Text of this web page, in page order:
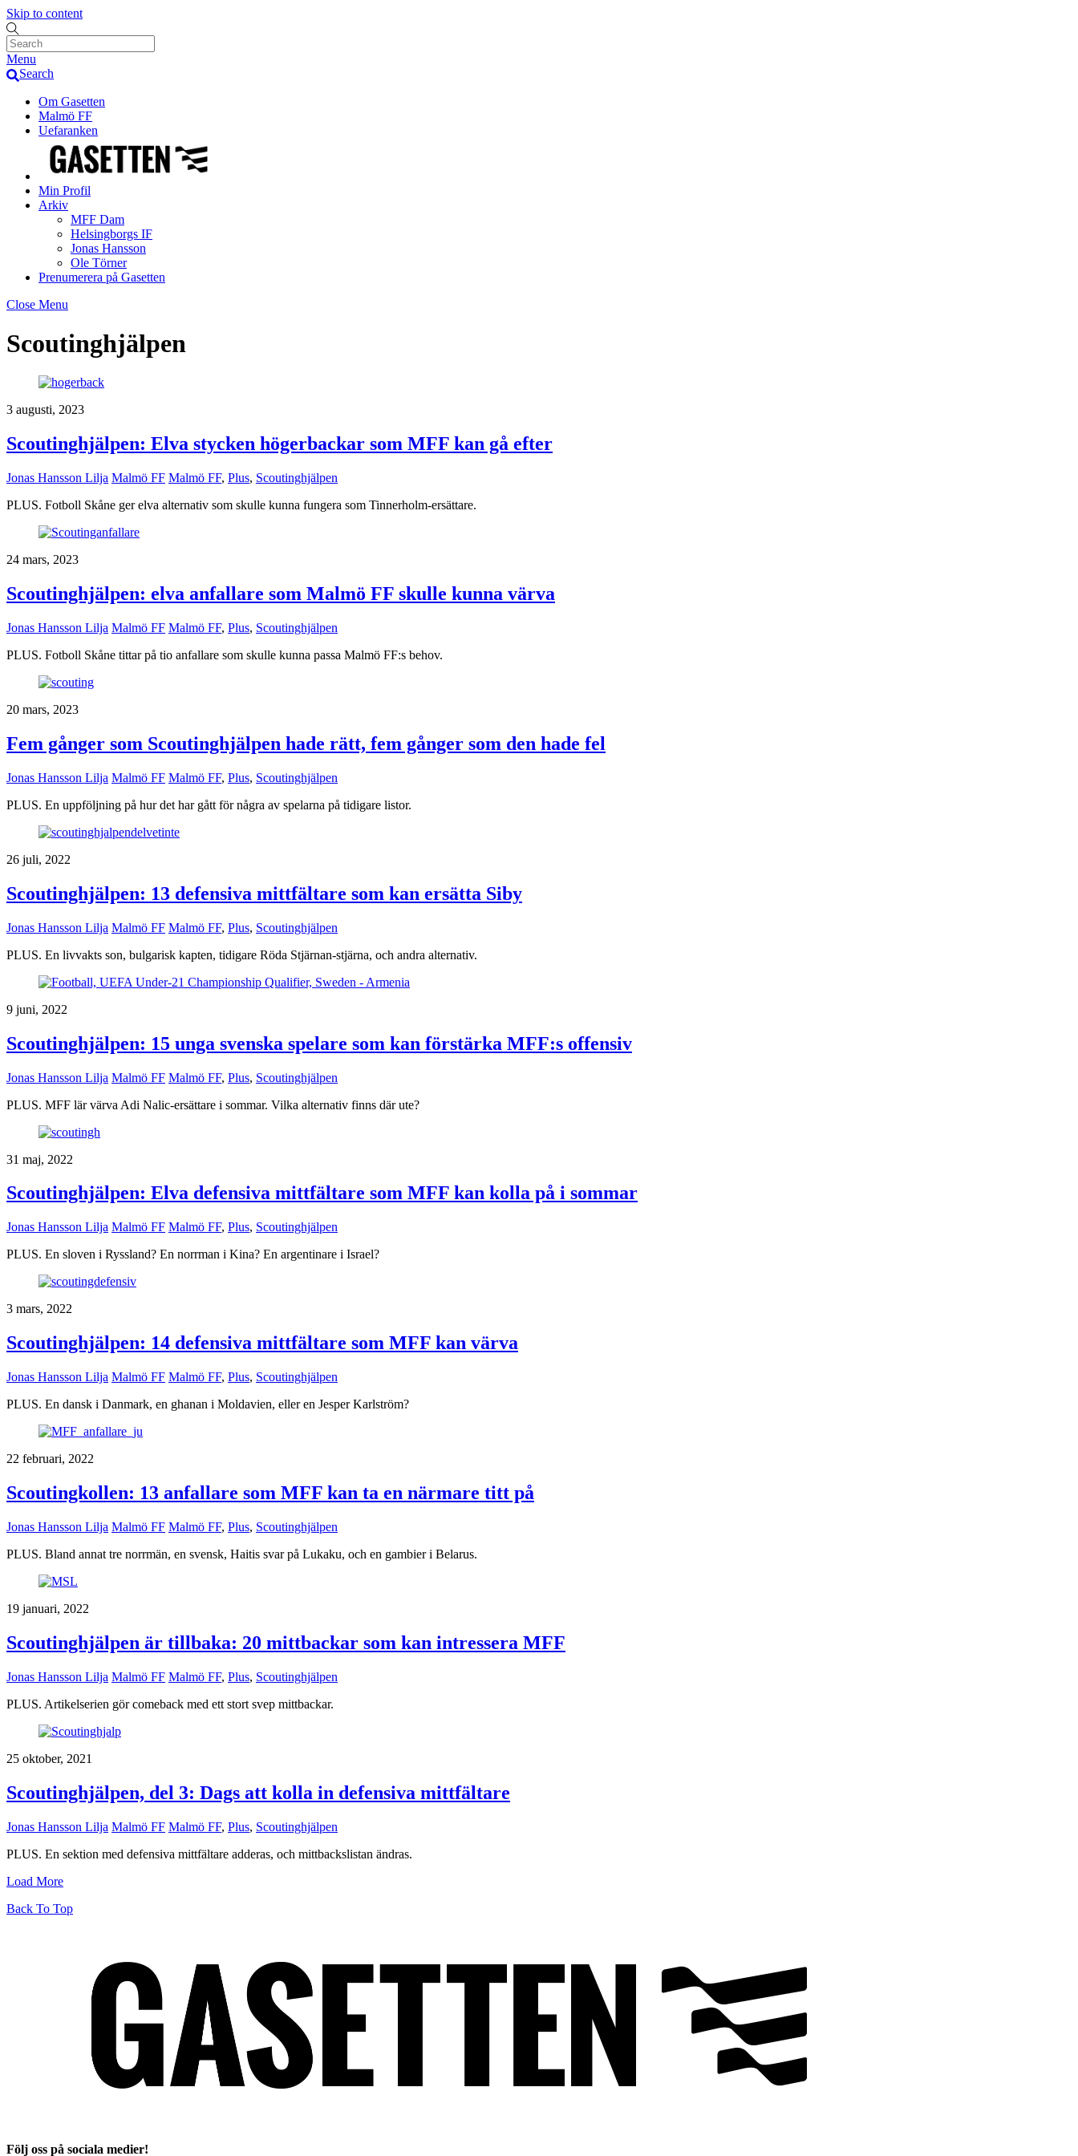
Skip to content
Menu
Search
Om Gasetten
Malmö FF
Uefaranken
Min Profil
Arkiv
MFF Dam
Helsingborgs IF
Jonas Hansson
Ole Törner
Prenumerera på Gasetten
Close Menu
Scoutinghjälpen
3 augusti, 2023
Scoutinghjälpen: Elva stycken högerbackar som MFF kan gå efter
Jonas Hansson Lilja Malmö FF Malmö FF, Plus, Scoutinghjälpen
PLUS. Fotboll Skåne ger elva alternativ som skulle kunna fungera som Tinnerholm-ersättare.
24 mars, 2023
Scoutinghjälpen: elva anfallare som Malmö FF skulle kunna värva
Jonas Hansson Lilja Malmö FF Malmö FF, Plus, Scoutinghjälpen
PLUS. Fotboll Skåne tittar på tio anfallare som skulle kunna passa Malmö FF:s behov.
20 mars, 2023
Fem gånger som Scoutinghjälpen hade rätt, fem gånger som den hade fel
Jonas Hansson Lilja Malmö FF Malmö FF, Plus, Scoutinghjälpen
PLUS. En uppföljning på hur det har gått för några av spelarna på tidigare listor.
26 juli, 2022
Scoutinghjälpen: 13 defensiva mittfältare som kan ersätta Siby
Jonas Hansson Lilja Malmö FF Malmö FF, Plus, Scoutinghjälpen
PLUS. En livvakts son, bulgarisk kapten, tidigare Röda Stjärnan-stjärna, och andra alternativ.
9 juni, 2022
Scoutinghjälpen: 15 unga svenska spelare som kan förstärka MFF:s offensiv
Jonas Hansson Lilja Malmö FF Malmö FF, Plus, Scoutinghjälpen
PLUS. MFF lär värva Adi Nalic-ersättare i sommar. Vilka alternativ finns där ute?
31 maj, 2022
Scoutinghjälpen: Elva defensiva mittfältare som MFF kan kolla på i sommar
Jonas Hansson Lilja Malmö FF Malmö FF, Plus, Scoutinghjälpen
PLUS. En sloven i Ryssland? En norrman i Kina? En argentinare i Israel?
3 mars, 2022
Scoutinghjälpen: 14 defensiva mittfältare som MFF kan värva
Jonas Hansson Lilja Malmö FF Malmö FF, Plus, Scoutinghjälpen
PLUS. En dansk i Danmark, en ghanan i Moldavien, eller en Jesper Karlström?
22 februari, 2022
Scoutingkollen: 13 anfallare som MFF kan ta en närmare titt på
Jonas Hansson Lilja Malmö FF Malmö FF, Plus, Scoutinghjälpen
PLUS. Bland annat tre norrmän, en svensk, Haitis svar på Lukaku, och en gambier i Belarus.
19 januari, 2022
Scoutinghjälpen är tillbaka: 20 mittbackar som kan intressera MFF
Jonas Hansson Lilja Malmö FF Malmö FF, Plus, Scoutinghjälpen
PLUS. Artikelserien gör comeback med ett stort svep mittbackar.
25 oktober, 2021
Scoutinghjälpen, del 3: Dags att kolla in defensiva mittfältare
Jonas Hansson Lilja Malmö FF Malmö FF, Plus, Scoutinghjälpen
PLUS. En sektion med defensiva mittfältare adderas, och mittbackslistan ändras.
Load More
Back To Top
Följ oss på sociala medier!